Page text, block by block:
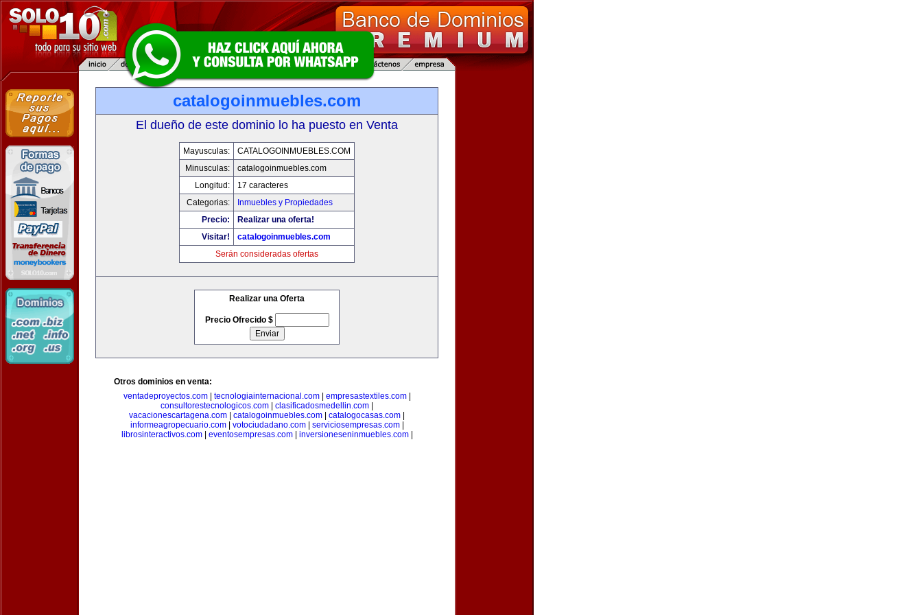
catalogoinmuebles.com
El dueño de este dominio lo ha puesto en Venta
Mayusculas:
CATALOGOINMUEBLES.COM
Minusculas:
catalogoinmuebles.com
Longitud:
17 caracteres
Categorias:
Inmuebles y Propiedades
Precio:
Realizar una oferta!
Visitar!
catalogoinmuebles.com
Serán consideradas ofertas
Realizar una Oferta
Precio Ofrecido $
Otros dominios en venta:
ventadeproyectos.com| tecnologiainternacional.com| empresastextiles.com|
consultorestecnologicos.com
clasificadosmedellin.com
vacacionescartagena.com
catalogoinmuebles.com catalogocasas.com
informeagropecuario.com| votociudadano.com| serviciosempresas.com|
librosinteractivos.com| eventosempresas.com| inversioneseninmuebles.com|